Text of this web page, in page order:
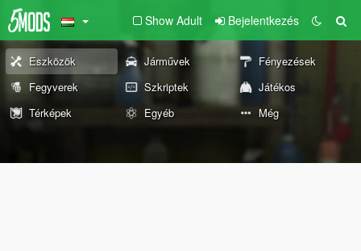
Show Adult Bejelentkezés
Eszközök Járművek
Fényezések
Fegyverek
Szkriptek
Játékos
Térképek
Egyéb Még